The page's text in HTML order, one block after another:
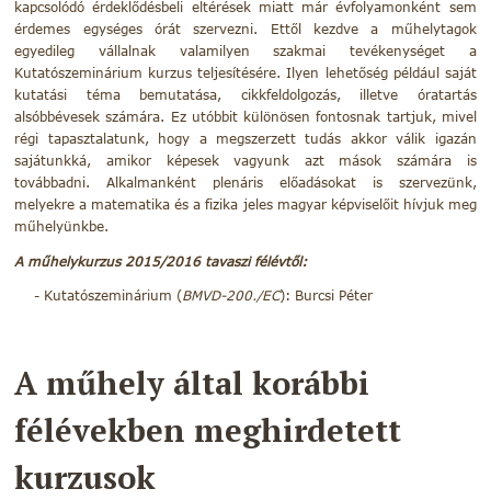
kapcsolódó érdeklődésbeli eltérések miatt már évfolyamonként sem
érdemes egységes órát szervezni. Ettől kezdve a műhelytagok
egyedileg vállalnak valamilyen szakmai tevékenységet a
Kutatószeminárium kurzus teljesítésére. Ilyen lehetőség például saját
kutatási téma bemutatása, cikkfeldolgozás, illetve óratartás
alsóbbévesek számára. Ez utóbbit különösen fontosnak tartjuk, mivel
régi tapasztalatunk, hogy a megszerzett tudás akkor válik igazán
sajátunkká, amikor képesek vagyunk azt mások számára is
továbbadni. Alkalmanként plenáris előadásokat is szervezünk,
melyekre a matematika és a fizika jeles magyar képviselőit hívjuk meg
műhelyünkbe.
A műhelykurzus 2015/2016 tavaszi félévtől:
Kutatószeminárium (BMVD-200./EC): Burcsi Péter
A műhely által korábbi
félévekben meghirdetett
kurzusok